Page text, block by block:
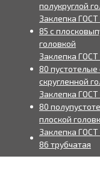
полукруглой
Заклепка
85 с
головкой
Заклепка
80 пустотелые
скругленной
Заклепка
80
плоской
Заклепка
86 трубчатая